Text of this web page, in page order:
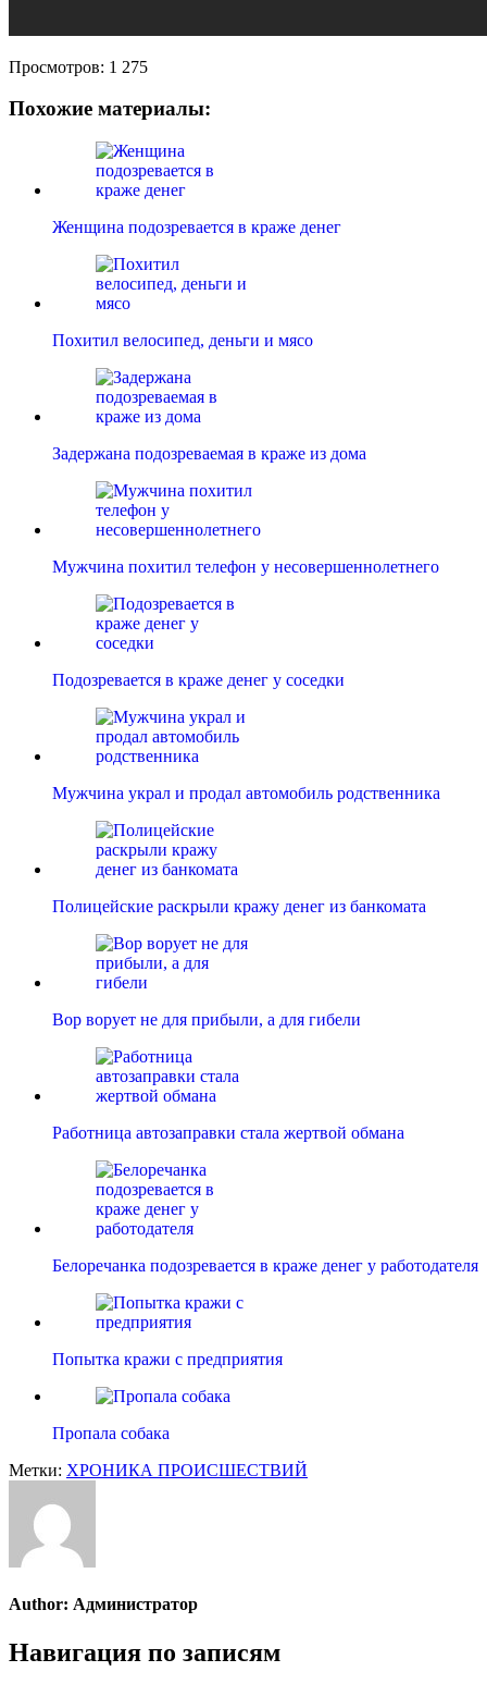
Просмотров: 1 275
Похожие материалы:
Женщина подозревается в краже денег
Похитил велосипед, деньги и мясо
Задержана подозреваемая в краже из дома
Мужчина похитил телефон у несовершеннолетнего
Подозревается в краже денег у соседки
Мужчина украл и продал автомобиль родственника
Полицейские раскрыли кражу денег из банкомата
Вор ворует не для прибыли, а для гибели
Работница автозаправки стала жертвой обмана
Белоречанка подозревается в краже денег у работодателя
Попытка кражи с предприятия
Пропала собака
Метки: ХРОНИКА ПРОИСШЕСТВИЙ
Author: Администратор
Навигация по записям